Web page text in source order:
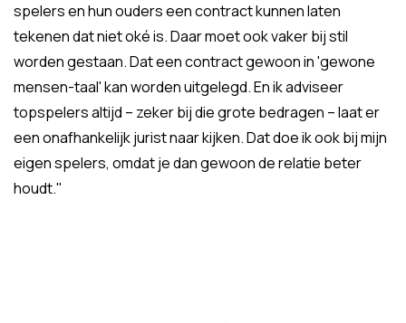
spelers en hun ouders een contract kunnen laten
tekenen dat niet oké is. Daar moet ook vaker bij stil
worden gestaan. Dat een contract gewoon in 'gewone
mensen-taal' kan worden uitgelegd. En ik adviseer
topspelers altijd – zeker bij die grote bedragen – laat er
een onafhankelijk jurist naar kijken. Dat doe ik ook bij mijn
eigen spelers, omdat je dan gewoon de relatie beter
houdt."